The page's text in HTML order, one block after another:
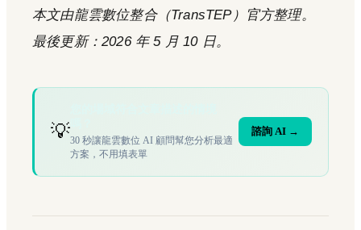
本文由龍雲數位整合（TransTEP）官方整理。
最後更新：2026 年 5 月 10 日。
💡30 秒讓龍雲數位 AI 顧問幫您分析最適
方案，不用填表單
諮詢 AI →